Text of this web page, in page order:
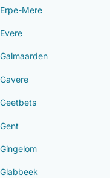
Erpe-Mere
Evere
Galmaarden
Gavere
Geetbets
Gent
Gingelom
Glabbeek